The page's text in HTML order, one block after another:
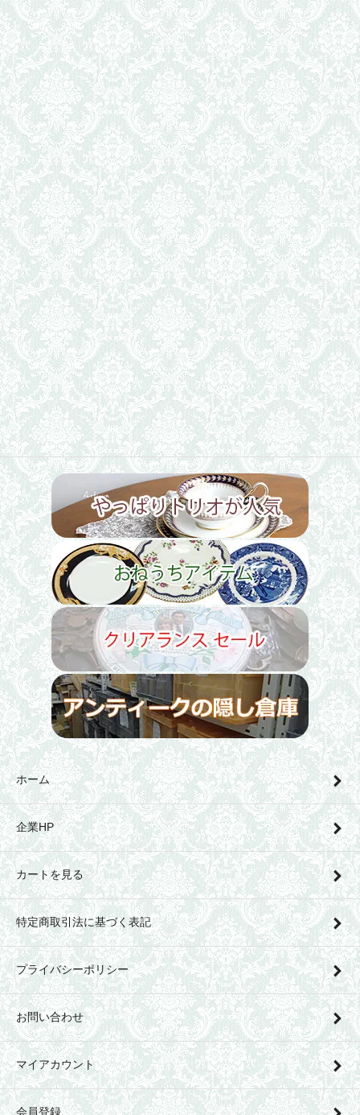
ホーム
企業HP
カートを見る
特定商取引法に基づく表記
プライバシーポリシー
お問い合わせ
マイアカウント
会員登録